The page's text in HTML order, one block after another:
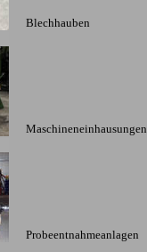
Blechhauben
Maschineneinhausungen
Probeentnahmeanlagen